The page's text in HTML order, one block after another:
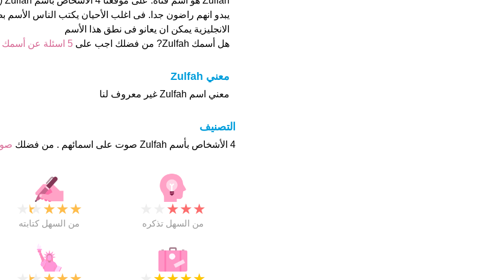
يبدو انهم راضون جدا. فى اغلب الأحيان يكتب الناس الأسم
الانجليزية يمكن ان يعانو فى نطق هذا الأسم
هل أسمك Zulfah? من فضلك اجب على
5 اسئلة عن أسمك
معني Zulfah
معني اسم Zulfah غير معروف لنا
التصنيف
4 الأشخاص بأسم Zulfah صوت على اسمائهم . من فضلك
★
★
★
★
من السهل كتابته
★
★
★
من السهل تذكره